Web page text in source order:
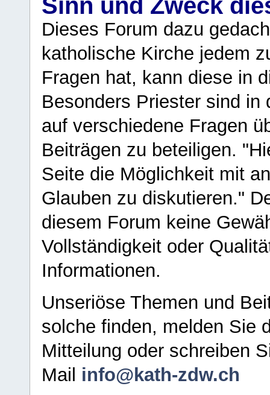
Sinn und Zweck
Dieses Forum dazu
katholische Kirche jedem
Fragen hat, kann diese in
Besonders Priester sind in
auf verschiedene Fragen
Beiträgen zu beteiligen.
Seite die Möglichkeit mit
Glauben zu diskutieren."
diesem Forum keine
Vollständigkeit oder
Informationen.
Unseriöse Themen und
solche finden, melden Sie
Mitteilung oder schreiben
Mail info@kath-zdw.ch